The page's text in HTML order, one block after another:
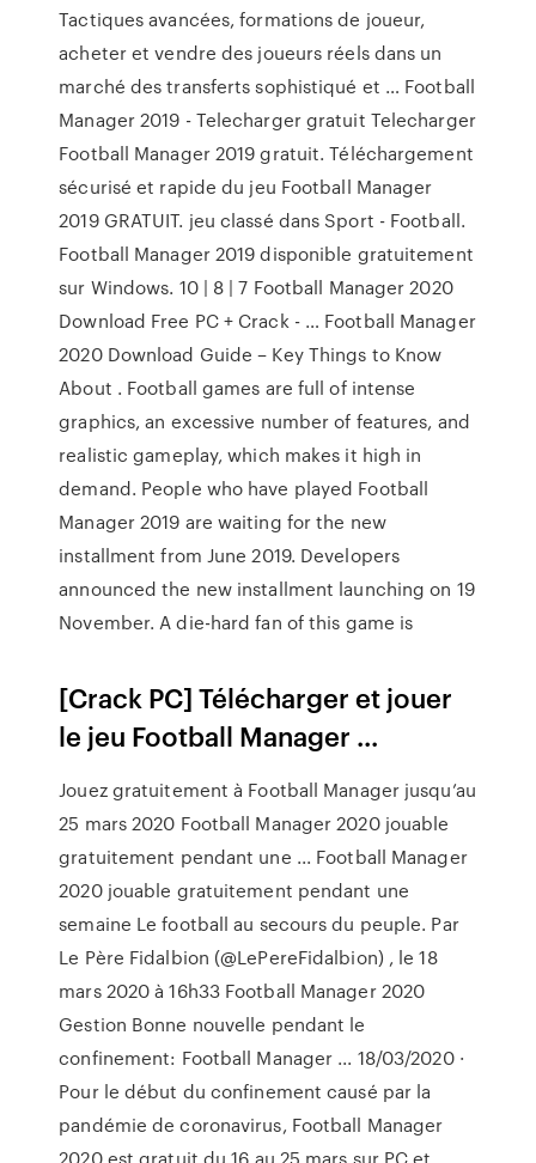
Tactiques avancées, formations de joueur,
acheter et vendre des joueurs réels dans un
marché des transferts sophistiqué et … Football
Manager 2019 - Telecharger gratuit Telecharger
Football Manager 2019 gratuit. Téléchargement
sécurisé et rapide du jeu Football Manager
2019 GRATUIT. jeu classé dans Sport - Football.
Football Manager 2019 disponible gratuitement
sur Windows. 10 | 8 | 7 Football Manager 2020
Download Free PC + Crack - … Football Manager
2020 Download Guide – Key Things to Know
About . Football games are full of intense
graphics, an excessive number of features, and
realistic gameplay, which makes it high in
demand. People who have played Football
Manager 2019 are waiting for the new
installment from June 2019. Developers
announced the new installment launching on 19
November. A die-hard fan of this game is
[Crack PC] Télécharger et jouer
le jeu Football Manager ...
Jouez gratuitement à Football Manager jusqu’au
25 mars 2020 Football Manager 2020 jouable
gratuitement pendant une ... Football Manager
2020 jouable gratuitement pendant une
semaine Le football au secours du peuple. Par
Le Père Fidalbion (@LePereFidalbion) , le 18
mars 2020 à 16h33 Football Manager 2020
Gestion Bonne nouvelle pendant le
confinement: Football Manager ... 18/03/2020 ·
Pour le début du confinement causé par la
pandémie de coronavirus, Football Manager
2020 est gratuit du 16 au 25 mars sur PC et